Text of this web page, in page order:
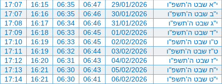
י"א שבט ה'תשפ"ו
29/01/2026
06:47
06:35
16:15
17:07
י"ב שבט ה'תשפ"ו
30/01/2026
06:46
06:35
16:16
17:07
י"ג שבט ה'תשפ"ו
31/01/2026
06:46
06:34
16:17
17:08
י"ד שבט ה'תשפ"ו
01/02/2026
06:45
06:33
16:18
17:09
ט"ו שבט ה'תשפ"ו
02/02/2026
06:45
06:33
16:19
17:10
ט"ז שבט ה'תשפ"ו
03/02/2026
06:44
06:32
16:19
17:11
י"ז שבט ה'תשפ"ו
04/02/2026
06:43
06:31
16:20
17:12
י"ח שבט ה'תשפ"ו
05/02/2026
06:43
06:30
16:21
17:13
י"ט שבט ה'תשפ"ו
06/02/2026
06:41
06:30
16:21
17:14